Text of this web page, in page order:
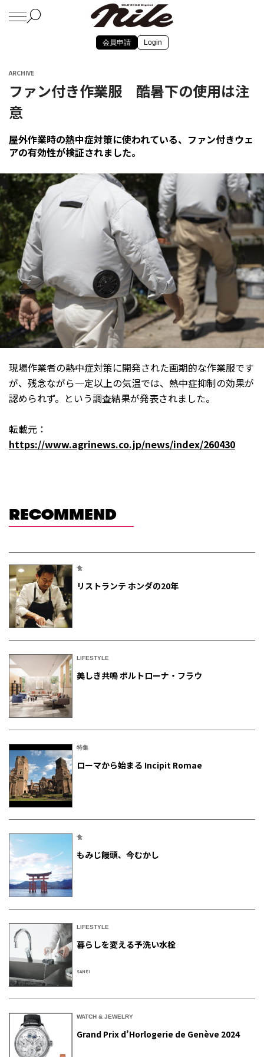
会員申請 Login
ARCHIVE
ファン付き作業服 酷暑下の使用は注
意
屋外作業時の熱中症対策に使われている、ファン付きウェ
アの有効性が検証されました。
現場作業者の熱中症対策に開発された画期的な作業服です
が、残念ながら一定以上の気温では、熱中症抑制の効果が
認められず。という調査結果が発表されました。
転載元：
https://www.agrinews.co.jp/news/index/260430
RECOMMEND
食
リストランテ ホンダの20年
LIFESTYLE
美しき共鳴 ポルトローナ・フラウ
特集
ローマから始まる Incipit Romae
食
もみじ饅頭、今むかし
LIFESTYLE
暮らしを変える予洗い水栓
SANEI
WATCH & JEWELRY
Grand Prix d’Horlogerie de Genève 2024